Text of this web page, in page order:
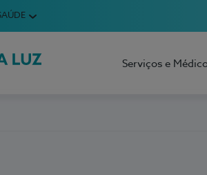
Odivelas
Serviços e